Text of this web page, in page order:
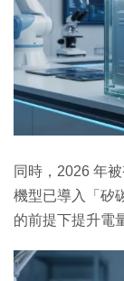
同時，2026 年
機型已導入「矽
的前提下提升電